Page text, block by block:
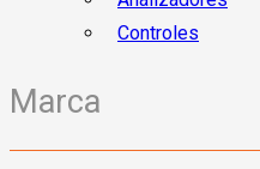
Controles
Marca